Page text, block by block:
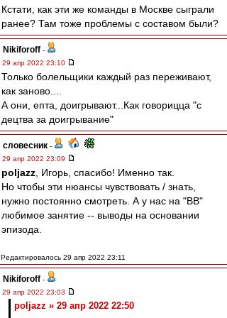
Кстати, как эти же команды в Москве сыграли
ранее? Там тоже проблемы с составом были?
Nikiforoff -
29 апр 2022 23:10
Только болельщики каждый раз переживают,
как заново....
А они, епта, доигрывают...Как говорицца "с
децтва за доигрывание"
словесник -
29 апр 2022 23:09
poljazz , Игорь, спасибо! Именно так.
Но чтобы эти нюансы чувствовать / знать,
нужно постоянно смотреть. А у нас на "ВВ"
любимое занятие -- выводы на основании
эпизода.
Редактировалось 29 апр 2022 23:11
Nikiforoff -
29 апр 2022 23:03
poljazz » 29 апр 2022 22:50